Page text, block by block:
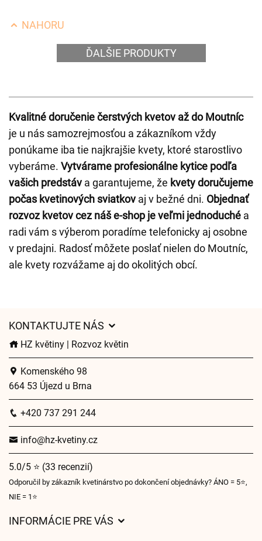
NAHORU
ĎALŠIE PRODUKTY
Kvalitné doručenie čerstvých kvetov až do Moutníc
je u nás samozrejmosťou a zákazníkom vždy
ponúkame iba tie najkrajšie kvety, ktoré starostlivo
vyberáme. Vytvárame profesionálne kytice podľa
vašich predstáva garantujeme, že kvety doručujeme
počas kvetinových sviatkovaj v bežné dni. Objednať
rozvoz kvetov cez náš e-shop je veľmi jednoduché a
radi vám s výberom poradíme telefonicky aj osobne
v predajni. Radosť môžete poslať nielen do Moutníc,
ale kvety rozvážame aj do okolitých obcí.
KONTAKTUJTE NÁS
HZ květiny | Rozvoz květin
Komenského 98
664 53 Újezd u Brna
+420 737 291 244
info@hz-kvetiny.cz
5.0/5 ⭐ (33 recenzií)
Odporučil by zákazník kvetinárstvo po dokončení objednávky? ÁNO = 5⭐,
NIE = 1⭐
INFORMÁCIE PRE VÁS